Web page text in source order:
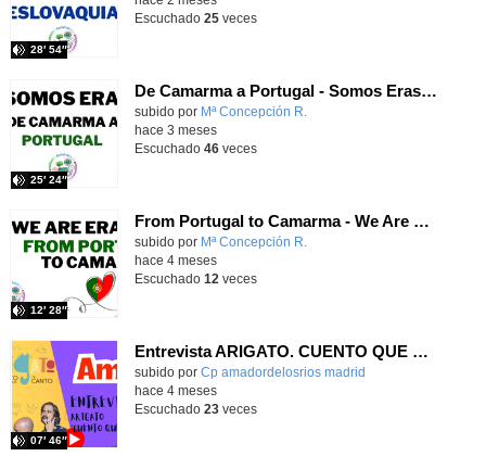
28′ 54″
Escuchado 25veces
De Camarma a Portugal - Somos Erasmus+ T3X13 - Onda Lorca
Contenido educativo.
subido por Mª Concepción R.
25′ 24″
hace 3 meses
Escuchado 46veces
From Portugal to Camarma - We Are Erasmus+ T3X12 - Onda Lorca
Contenido educativo.
subido por Mª Concepción R.
12′ 28″
hace 4 meses
Escuchado 12 veces
Entrevista ARIGATO. CUENTO QUE TE CANTO
Contenido educativo.
subido por Cp amadordelosrios madrid
07′ 46″
hace 4 meses
Escuchado 23veces